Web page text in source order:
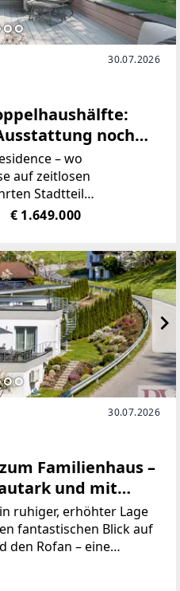
30.07.2026
noch
pur!
– wo
auf zeitlosen
Stadtteil
exklusive
elegante, hochmoderne
€ 1.649.000
30.07.2026
Familienhaus –
und mit
ruhiger, erhöhter Lage
fantastischen Blick auf
den Rofan – eine
selten zu finden ist.Die
Linien und offenem